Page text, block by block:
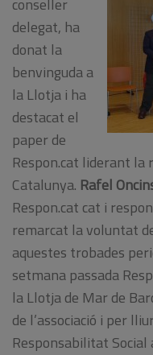
conseller
delegat, ha
donat la
benvinguda a
la Llotja i ha
destacat el
paper de
Respon.cat liderant
Catalunya. Rafel
Respon.cat cat i
remarcat la voluntat
aquestes trobades
setmana passada
la Llotja de Mar de
de l’associació i per
Responsabilitat Social